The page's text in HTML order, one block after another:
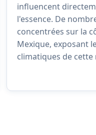
influencent
l'essence. De
concentrées sur la
Mexique, exposant
climatiques de cette